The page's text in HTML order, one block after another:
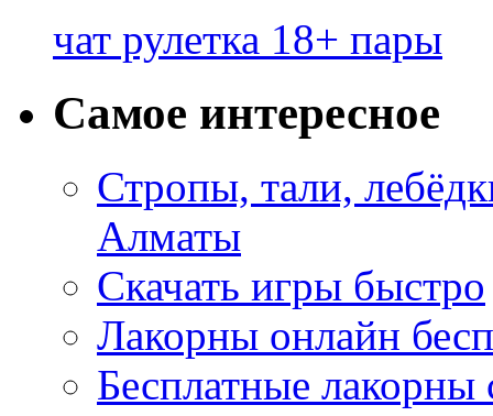
чат рулетка 18+ пары
Самое интересное
Стропы, тали,
Алматы
Скачать игры быстро
Лакорны онлайн
Бесплатные лакорны